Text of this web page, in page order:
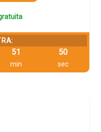
51
min
50
sec